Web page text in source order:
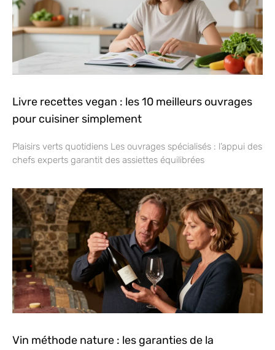
Livre recettes vegan : les 10 meilleurs ouvrages
pour cuisiner simplement
Plaisirs verts quotidiens Les ouvrages spécialisés : l’appui des
chefs experts garantit des assiettes équilibrées
Vin méthode nature : les garanties de la